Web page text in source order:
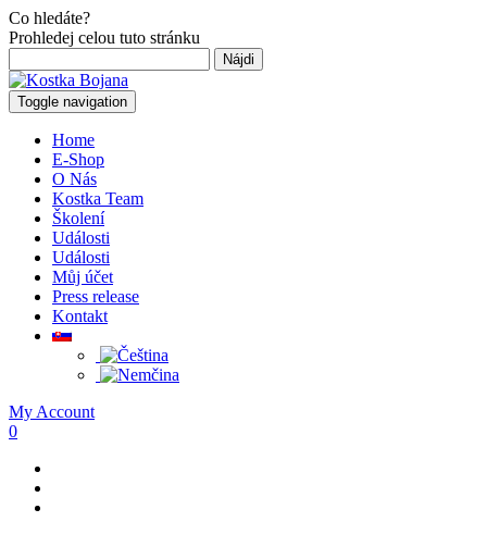
Co hledáte?
Prohledej celou tuto stránku
Toggle navigation
Home
E-Shop
O Nás
Kostka Team
Školení
Události
Události
Můj účet
Press release
Kontakt
My Account
0